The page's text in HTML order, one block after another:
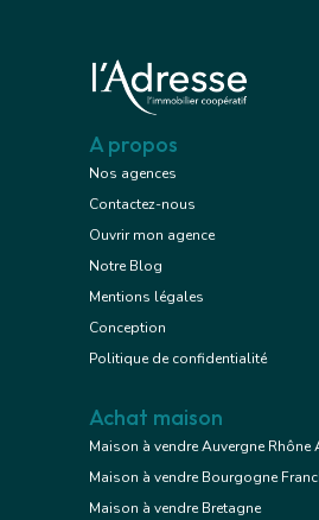
A propos
Nos agences
Contactez-nous
Ouvrir mon agence
Notre Blog
Mentions légales
Conception
Politique de confidentialité
Achat maison
Maison à vendre Auvergne Rhône
Maison à vendre Bourgogne
Maison à vendre Bretagne